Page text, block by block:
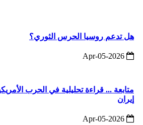
هل تدعم روسيا الحرس الثوري؟
متابعة ... قراءة تحليلية في الحرب
إيران